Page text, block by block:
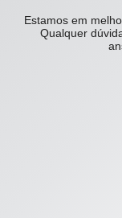
Estamos em
Qualquer